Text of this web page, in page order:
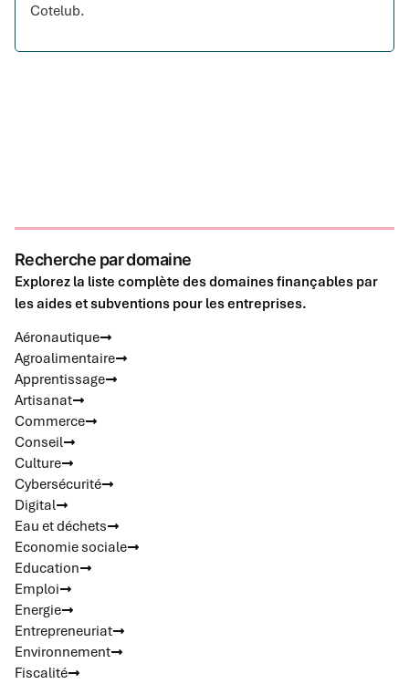
Cotelub.
Recherche par domaine
Explorez la liste complète des domaines finançables par
les aides et subventions pour les entreprises.
Aéronautique
Agroalimentaire
Apprentissage
Artisanat
Commerce
Conseil
Culture
Cybersécurité
Digital
Eau et déchets
Economie sociale
Education
Emploi
Energie
Entrepreneuriat
Environnement
Fiscalité